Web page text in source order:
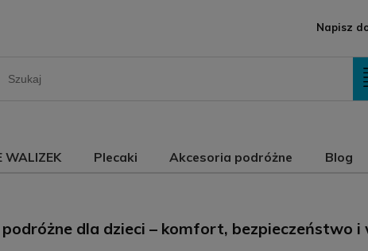
Napisz
WALIZEK Plecaki Akcesoria podróżne Blog
dla dzieci – komfort, bezpieczeństwo